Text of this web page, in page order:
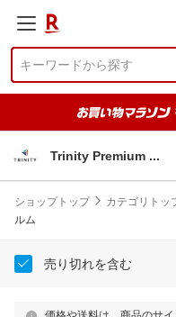
Trinity Premium
ショップトップ カテゴリトッ
ルム
売り切れを含む